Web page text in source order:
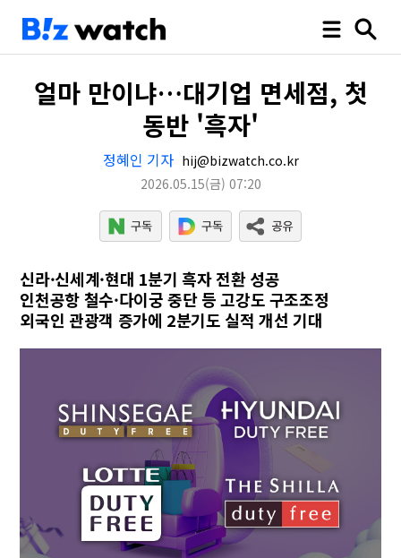
얼마 만이냐…대기업 면세점, 첫
동반 '흑자'
정혜인 기자 hij@bizwatch.co.kr
2026.05.15(금) 07:20
신라·신세계·현대 1분기 흑자 전환 성공
인천공항 철수·다이궁 중단 등 고강도 구조조정
외국인 관광객 증가에 2분기도 실적 개선 기대